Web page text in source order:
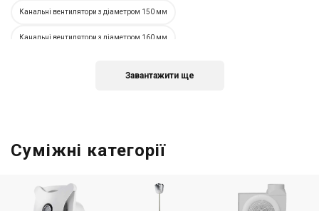
Канальні вентилятори з діаметром 150 мм
Канальні вентилятори з діаметром 160 мм
Канальні вентилятори з таймером Канальні вентилятори з ЄС двигуном
Завантажити ще
Суміжні категорії